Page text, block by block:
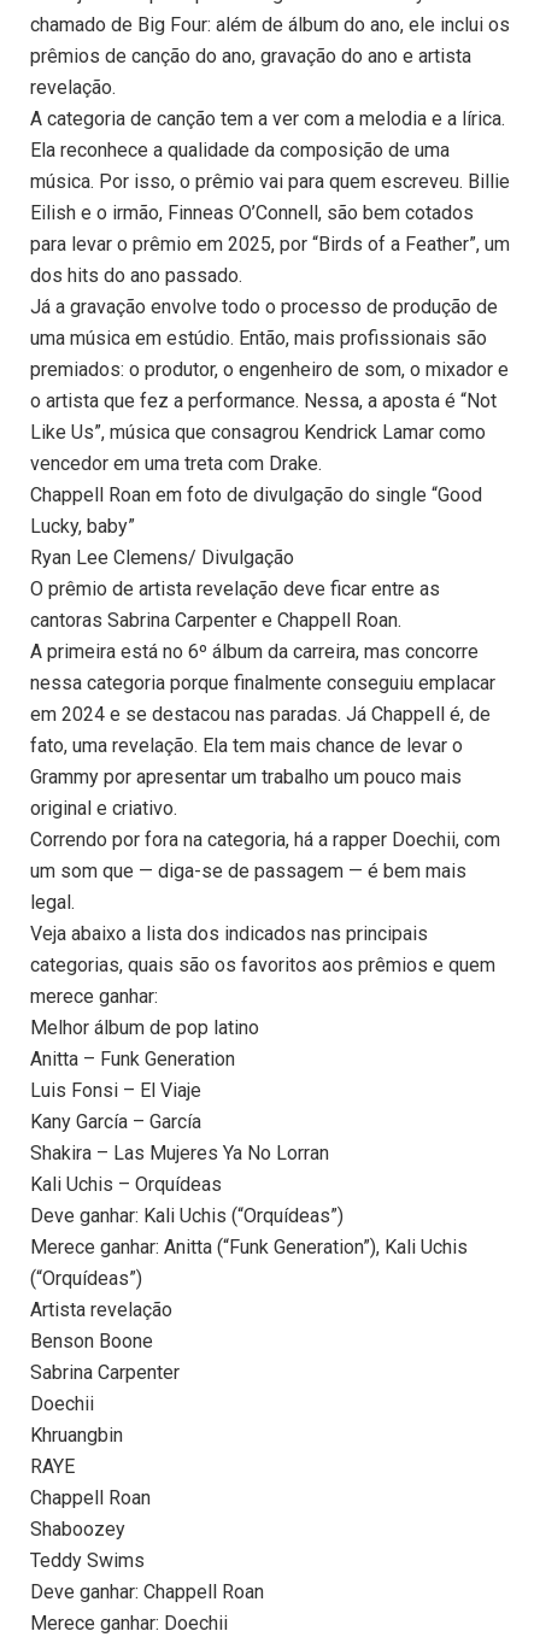
chamado de Big Four: além de álbum do ano, ele inclui os
prêmios de canção do ano, gravação do ano e artista
revelação.
A categoria de canção tem a ver com a melodia e a lírica.
Ela reconhece a qualidade da composição de uma
música. Por isso, o prêmio vai para quem escreveu. Billie
Eilish e o irmão, Finneas O’Connell, são bem cotados
para levar o prêmio em 2025, por “Birds of a Feather”, um
dos hits do ano passado.
Já a gravação envolve todo o processo de produção de
uma música em estúdio. Então, mais profissionais são
premiados: o produtor, o engenheiro de som, o mixador e
o artista que fez a performance. Nessa, a aposta é “Not
Like Us”, música que consagrou Kendrick Lamar como
vencedor em uma treta com Drake.
Chappell Roan em foto de divulgação do single “Good
Lucky, baby”
Ryan Lee Clemens/ Divulgação
O prêmio de artista revelação deve ficar entre as
cantoras Sabrina Carpenter e Chappell Roan.
A primeira está no 6º álbum da carreira, mas concorre
nessa categoria porque finalmente conseguiu emplacar
em 2024 e se destacou nas paradas. Já Chappell é, de
fato, uma revelação. Ela tem mais chance de levar o
Grammy por apresentar um trabalho um pouco mais
original e criativo.
Correndo por fora na categoria, há a rapper Doechii, com
um som que — diga-se de passagem — é bem mais
legal.
Veja abaixo a lista dos indicados nas principais
categorias, quais são os favoritos aos prêmios e quem
merece ganhar:
Melhor álbum de pop latino
Anitta – Funk Generation
Luis Fonsi – El Viaje
Kany García – García
Shakira – Las Mujeres Ya No Lorran
Kali Uchis – Orquídeas
Deve ganhar: Kali Uchis (“Orquídeas”)
Merece ganhar: Anitta (“Funk Generation”), Kali Uchis
(“Orquídeas”)
Artista revelação
Benson Boone
Sabrina Carpenter
Doechii
Khruangbin
RAYE
Chappell Roan
Shaboozey
Teddy Swims
Deve ganhar: Chappell Roan
Merece ganhar: Doechii